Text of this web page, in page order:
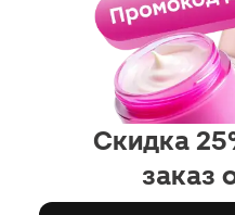
Скидка
заказ